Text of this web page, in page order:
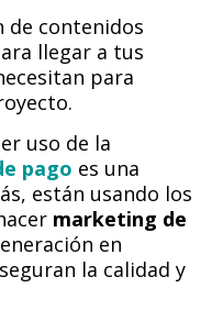
de contenidos
llegar a tus
para
uso de la
pago es una
están usando los
marketing de
en
la calidad y